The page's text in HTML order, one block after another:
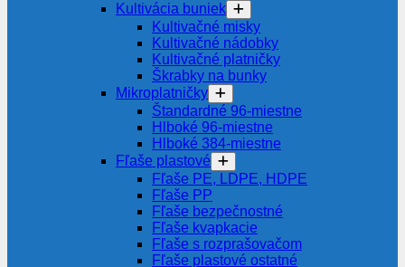
Kultivácia buniek
Kultivačné misky
Kultivačné nádobky
Kultivačné platničky
Škrabky na bunky
Mikroplatničky
Štandardné 96-miestne
Hlboké 96-miestne
Hlboké 384-miestne
Fľaše plastové
Fľaše PE, LDPE, HDPE
Fľaše PP
Fľaše bezpečnostné
Fľaše kvapkacie
Fľaše s rozprašovačom
Fľaše plastové ostatné